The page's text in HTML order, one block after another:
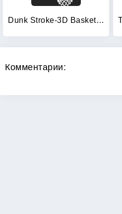
Dunk Stroke-3D Basketball
Комментарии: